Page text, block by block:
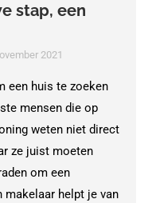
stap, een
2021
een huis te zoeken
mensen die op
weten niet direct
ze juist moeten
om een
makelaar helpt je van